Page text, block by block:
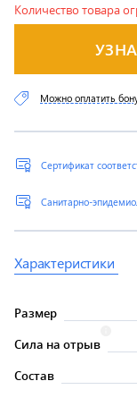
Количество товара
Сертификат
Санитарно-
Можно оплатить
Характеристики
Размер
Сила на отрыв
Состав